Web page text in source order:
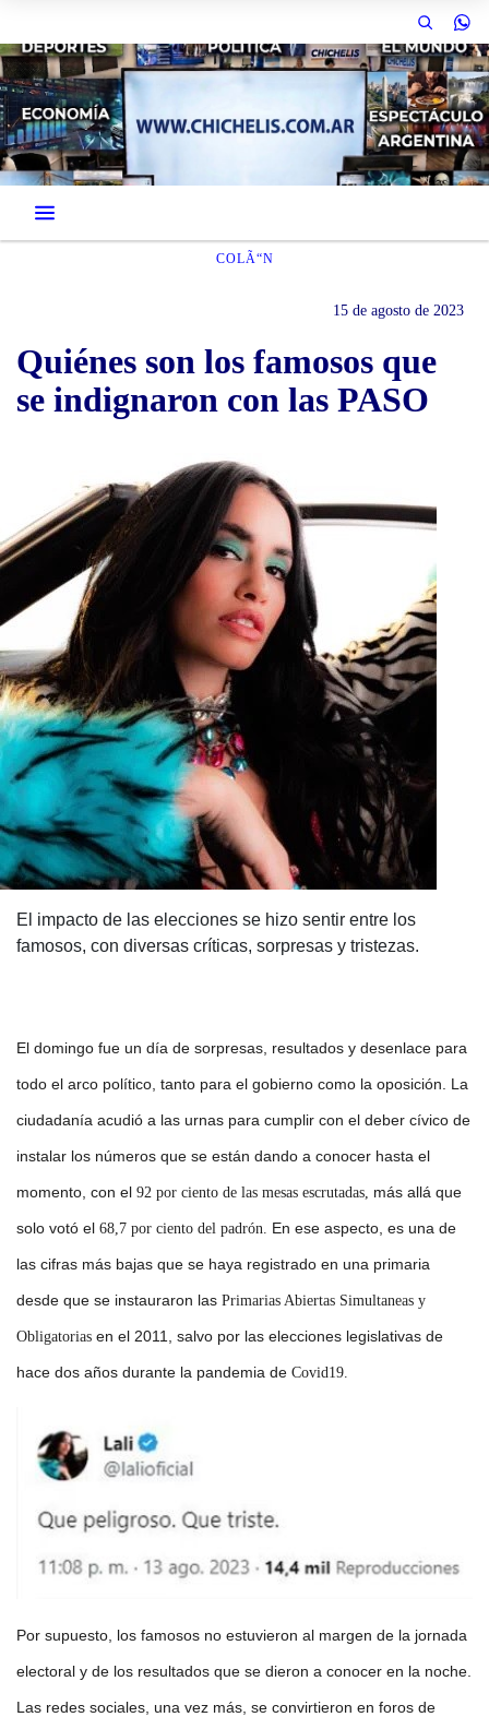
COLÃ“N
15 de agosto de 2023
Quiénes son los famosos que
se indignaron con las PASO
El impacto de las elecciones se hizo sentir entre los
famosos, con diversas críticas, sorpresas y tristezas.
El domingo fue un día de sorpresas, resultados y desenlace para
todo el arco político, tanto para el gobierno como la oposición. La
ciudadanía acudió a las urnas para cumplir con el deber cívico de
instalar los números que se están dando a conocer hasta el
momento, con el 92 por ciento de las mesas escrutadas, más allá que
solo votó el 68,7 por ciento del padrón. En ese aspecto, es una de
las cifras más bajas que se haya registrado en una primaria
desde que se instauraron las Primarias Abiertas Simultaneas y
Obligatorias en el 2011, salvo por las elecciones legislativas de
hace dos años durante la pandemia de Covid19.
Por supuesto, los famosos no estuvieron al margen de la jornada
electoral y de los resultados que se dieron a conocer en la noche.
Las redes sociales, una vez más, se convirtieron en foros de